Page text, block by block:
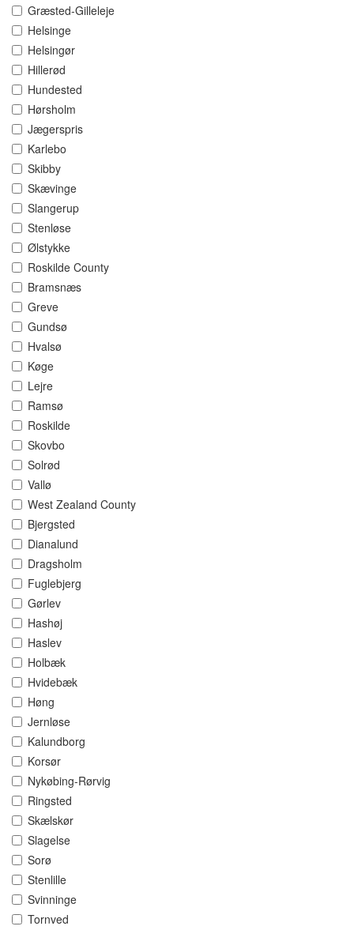
Græsted-Gilleleje
Helsinge
Helsingør
Hillerød
Hundested
Hørsholm
Jægerspris
Karlebo
Skibby
Skævinge
Slangerup
Stenløse
Ølstykke
Roskilde County
Bramsnæs
Greve
Gundsø
Hvalsø
Køge
Lejre
Ramsø
Roskilde
Skovbo
Solrød
Vallø
West Zealand County
Bjergsted
Dianalund
Dragsholm
Fuglebjerg
Gørlev
Hashøj
Haslev
Holbæk
Hvidebæk
Høng
Jernløse
Kalundborg
Korsør
Nykøbing-Rørvig
Ringsted
Skælskør
Slagelse
Sorø
Stenlille
Svinninge
Tornved